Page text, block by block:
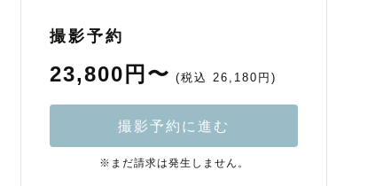
撮影予約
23,800円〜 (税込 26,180円)
撮影予約に進む
※まだ請求は発生しません。